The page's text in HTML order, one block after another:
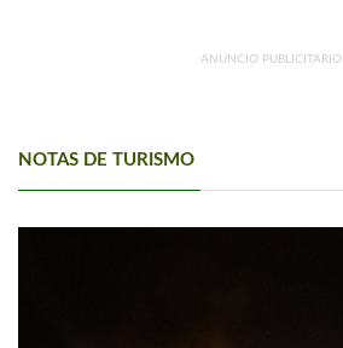
ANUNCIO PUBLICITARIO
NOTAS DE TURISMO